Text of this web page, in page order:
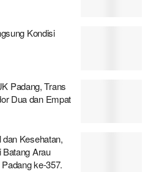
Kondisi
Padang, Trans
Dua dan Empat
Kesehatan,
Arau
ke-357.